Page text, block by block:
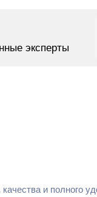
эксперты
и полного